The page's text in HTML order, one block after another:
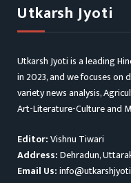
Utkarsh Jyoti
Utkarsh Jyoti is a leading
in 2023, and we focuses
variety news analysis,
Art-Literature-Culture and
Editor:Vishnu Tiwari
Address:Dehradun,
Email Us: